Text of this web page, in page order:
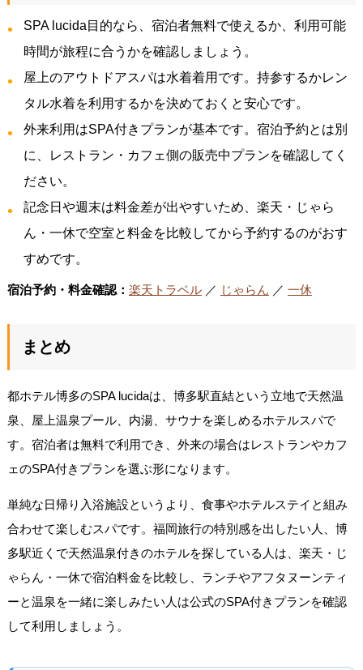
SPA lucida目的なら、宿泊者無料で使えるか、利用可能
時間が旅程に合うかを確認しましょう。
屋上のアウトドアスパは水着着用です。持参するかレン
タル水着を利用するかを決めておくと安心です。
外来利用はSPA付きプランが基本です。宿泊予約とは別
に、レストラン・カフェ側の販売中プランを確認してく
ださい。
記念日や週末は料金差が出やすいため、楽天・じゃら
ん・一休で空室と料金を比較してから予約するのがおす
すめです。
宿泊予約・料金確認： 楽天トラベル／ じゃらん ／ 一休
まとめ
都ホテル博多のSPA lucidaは、博多駅直結という立地で天然温
泉、屋上温泉プール、内湯、サウナを楽しめるホテルスパで
す。宿泊者は無料で利用でき、外来の場合はレストランやカフ
ェのSPA付きプランを選ぶ形になります。
単純な日帰り入浴施設というより、食事やホテルステイと組み
合わせて楽しむスパです。福岡旅行の特別感を出したい人、博
多駅近くで天然温泉付きのホテルを探している人は、楽天・じ
ゃらん・一休で宿泊料金を比較し、ランチやアフタヌーンティ
ーと温泉を一緒に楽しみたい人は公式のSPA付きプランを確認
して利用しましょう。